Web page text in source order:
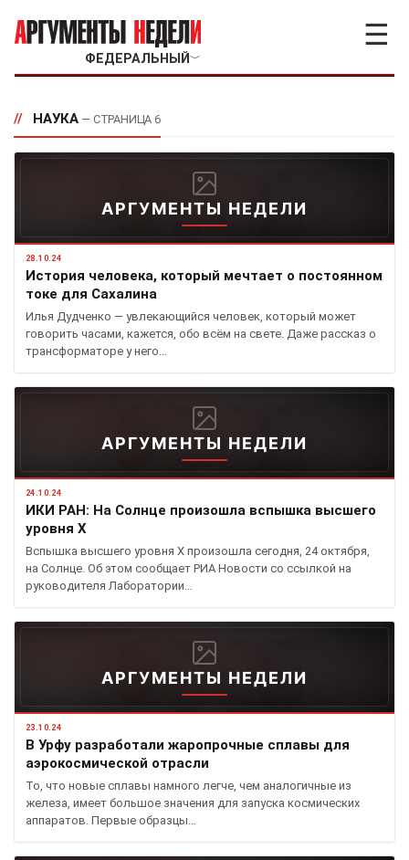
ФЕДЕРАЛЬНЫЙ ﹀
☰
// НАУКА — СТРАНИЦА 6
АРГУМЕНТЫ НЕДЕЛИ
28.10.24
История человека, который мечтает о постоянном
токе для Сахалина
Илья Дудченко — увлекающийся человек, который может
говорить часами, кажется, обо всём на свете. Даже рассказ о
трансформаторе у него…
АРГУМЕНТЫ НЕДЕЛИ
24.10.24
ИКИ РАН: На Солнце произошла вспышка высшего
уровня X
Вспышка высшего уровня X произошла сегодня, 24 октября,
на Солнце. Об этом сообщает РИА Новости со ссылкой на
руководителя Лаборатории…
АРГУМЕНТЫ НЕДЕЛИ
23.10.24
В Урфу разработали жаропрочные сплавы для
аэрокосмической отрасли
То, что новые сплавы намного легче, чем аналогичные из
железа, имеет большое значения для запуска космических
аппаратов. Первые образцы…